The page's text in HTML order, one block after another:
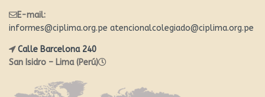
E-mail:
informes@ciplima.org.pe atencionalcolegiado@ciplima.org.pe
Calle Barcelona 240
San Isidro – Lima (Perú)